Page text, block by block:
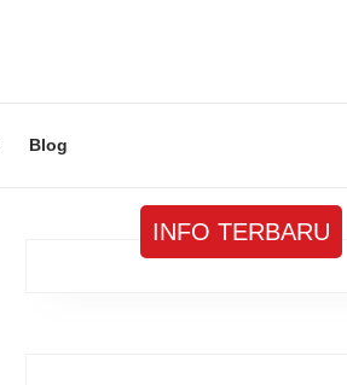
Blog
INFO TERBARU